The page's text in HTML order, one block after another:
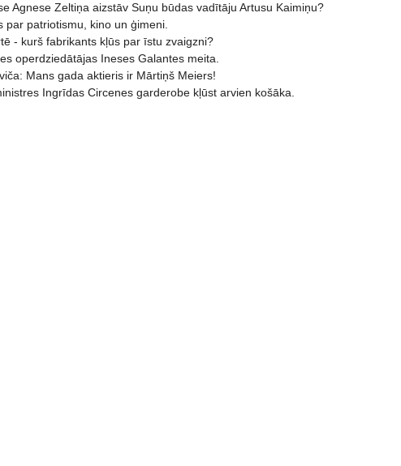
Agnese Zeltiņa aizstāv Suņu būdas vadītāju Artusu Kaimiņu?
par patriotismu, kino un ģimeni.
- kurš fabrikants kļūs par īstu zvaigzni?
operdziedātājas Ineses Galantes meita.
Mans gada aktieris ir Mārtiņš Meiers!
Ingrīdas Circenes garderobe kļūst arvien košāka.